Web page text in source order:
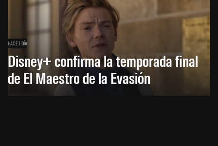
HACE 1 DÍA
Disney+ confirma la temporada final
de El Maestro de la Evasión